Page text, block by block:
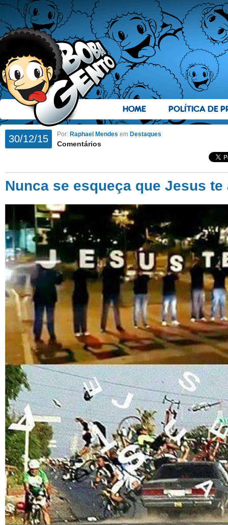
HOME POLÍTICA DE
30/12/15 Por: Raphael Mendes em Destaques
Comentários
Nunca se esqueça que Jesus te